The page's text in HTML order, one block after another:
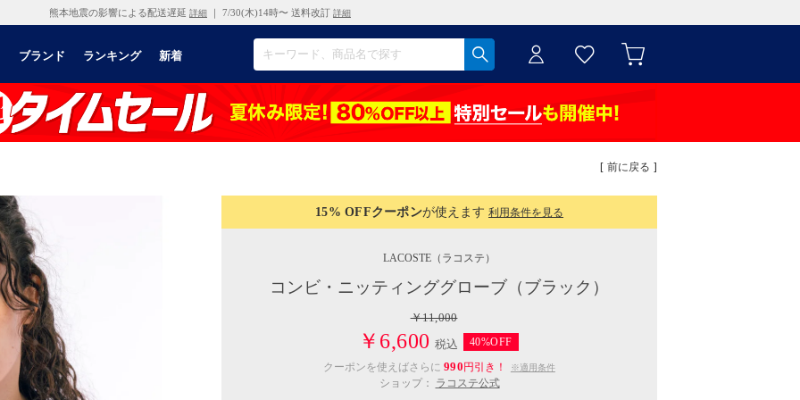
熊本地震の影響による配送遅延 詳細 ｜ 7/30(木)14時〜 送料改訂 詳細
ブランド ランキング 新着
[ 前に戻る ]
15% OFFクーポンが使えます 利用条件を見る
LACOSTE （ラコステ）
コンビ・ニッティンググローブ（ブラック）
￥11,000
￥6,600 税込
40%OFF
クーポンを使えばさらに990円引き！ ※適用条件
ショップ： ラコステ公式